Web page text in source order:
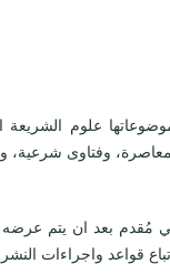
علوم الشريعة
وفتاوى شرعية،
بعد ان يتم عرضه على
قواعد واجراءات النشر